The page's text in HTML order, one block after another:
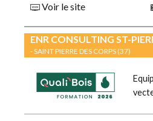
Voir le site
ENR CONSULTING ST-
- SAINT PIERRE DES CORPS (37)